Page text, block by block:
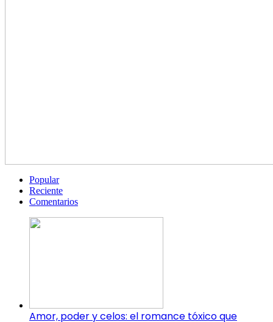
Popular
Reciente
Comentarios
Amor, poder y celos: el romance tóxico que